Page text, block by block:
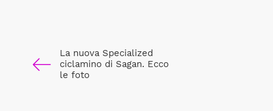
La nuova Specialized
ciclamino di Sagan. Ecco
le foto